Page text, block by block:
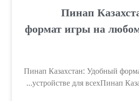
Пинап
формат игры на
Пинап Казахстан: Удобный
устройстве для всехПинап